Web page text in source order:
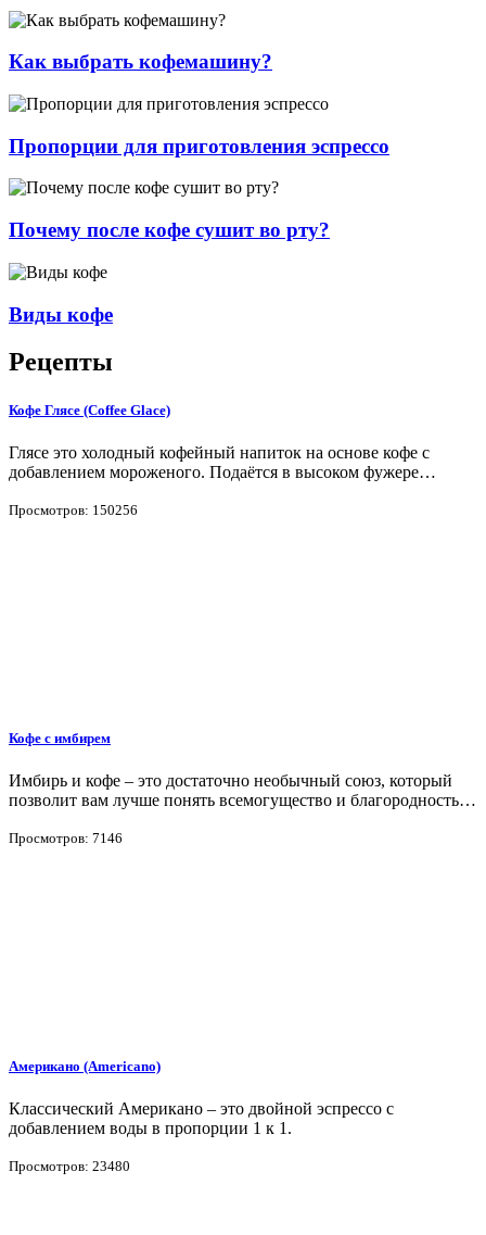
Как выбрать кофемашину?
Пропорции для приготовления эспрессо
Почему после кофе сушит во рту?
Виды кофе
Рецепты
Кофе Глясе (Coffee Glace)
Глясе это холодный кофейный напиток на основе кофе с
добавлением мороженого. Подаётся в высоком фужере…
Просмотров: 150256
Кофе с имбирем
Имбирь и кофе – это достаточно необычный союз, который
позволит вам лучше понять всемогущество и благородность…
Просмотров: 7146
Американо (Americano)
Классический Американо – это двойной эспрессо с
добавлением воды в пропорции 1 к 1.
Просмотров: 23480